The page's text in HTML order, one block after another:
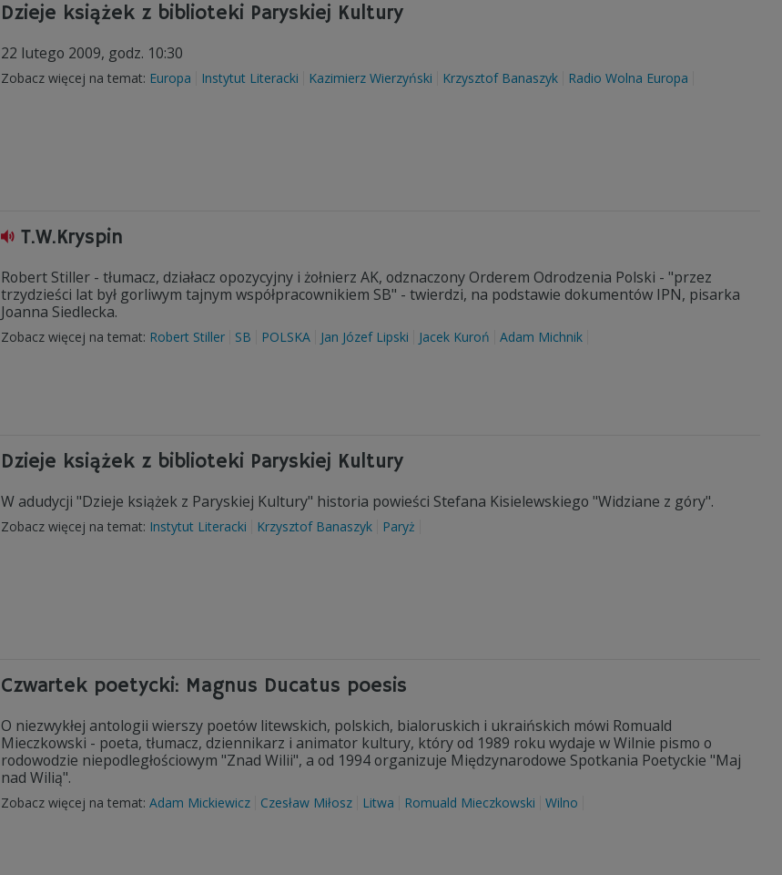
Dzieje książek z biblioteki Paryskiej Kultury
22 lutego 2009, godz. 10:30
Zobacz więcej na temat: Europa Instytut Literacki Kazimierz Wierzyński Krzysztof Banaszyk Radio Wolna Europa
T.W.Kryspin
Robert Stiller - tłumacz, działacz opozycyjny i żołnierz AK, odznaczony Orderem Odrodzenia Polski - "przez
trzydzieści lat był gorliwym tajnym współpracownikiem SB" - twierdzi, na podstawie dokumentów IPN, pisarka
Joanna Siedlecka.
Zobacz więcej na temat: Robert Stiller SB POLSKA Jan Józef Lipski Jacek Kuroń Adam Michnik
Dzieje książek z biblioteki Paryskiej Kultury
W adudycji "Dzieje książek z Paryskiej Kultury" historia powieści Stefana Kisielewskiego "Widziane z góry".
Zobacz więcej na temat: Instytut Literacki Krzysztof Banaszyk Paryż
Czwartek poetycki: Magnus Ducatus poesis
O niezwykłej antologii wierszy poetów litewskich, polskich, bialoruskich i ukraińskich mówi Romuald
Mieczkowski - poeta, tłumacz, dziennikarz i animator kultury, który od 1989 roku wydaje w Wilnie pismo o
rodowodzie niepodległościowym "Znad Wilii", a od 1994 organizuje Międzynarodowe Spotkania Poetyckie "Maj
nad Wilią".
Zobacz więcej na temat: Adam Mickiewicz Czesław Miłosz Litwa Romuald Mieczkowski Wilno